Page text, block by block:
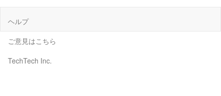
ヘルプ
ご意見はこちら
TechTech Inc.